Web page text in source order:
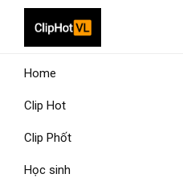
Home
Clip Hot
Clip Phốt
Học sinh